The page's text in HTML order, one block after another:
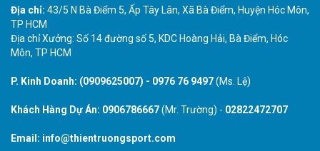
Địa chỉ: 43/5 N Bà Điểm 5, Ấp Tây Lân, Xã Bà Điểm, Huyện Hóc Môn,
TP HCM
Địa chỉ Xưởng: Số 14 đường số 5, KDC Hoàng Hải, Bà Điểm, Hóc
Môn, TP HCM
P. Kinh Doanh: (0909625007) - 0976 76 9497(Ms. Lệ)
Khách Hàng Dự Án: 0906786667(Mr. Trường) - 02822472707
Email: info@thientruongsport.com